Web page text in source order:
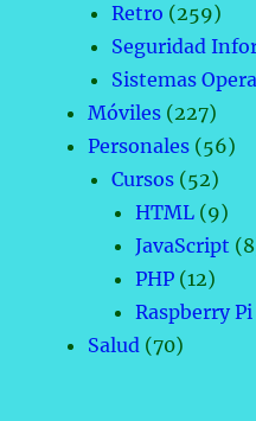
Retro (259)
Seguridad
Sistemas
Móviles (227)
Personales (56)
Cursos (52)
HTML (9)
JavaScript
PHP (12)
Raspberry Pi
Salud (70)